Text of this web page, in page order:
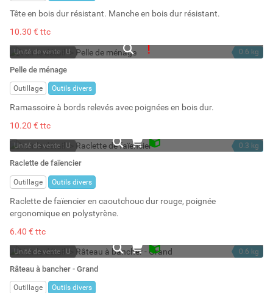
Tête en bois dur résistant. Manche en bois dur résistant.
10.30 € ttc
Unité de vente : U
En rupture
0.6 kg
Pelle de ménage
Outillage Outils divers
Ramassoire à bords relevés avec poignées en bois dur.
10.20 € ttc
Unité de vente : U
En stock
Stock : 4
0.3 kg
Raclette de faïencier
Outillage Outils divers
Raclette de faïencier en caoutchouc dur rouge, poignée
ergonomique en polystyrène.
6.40 € ttc
Unité de vente : U
En stock
Stock : 51
0.6 kg
Râteau à bancher - Grand
Outillage Outils divers